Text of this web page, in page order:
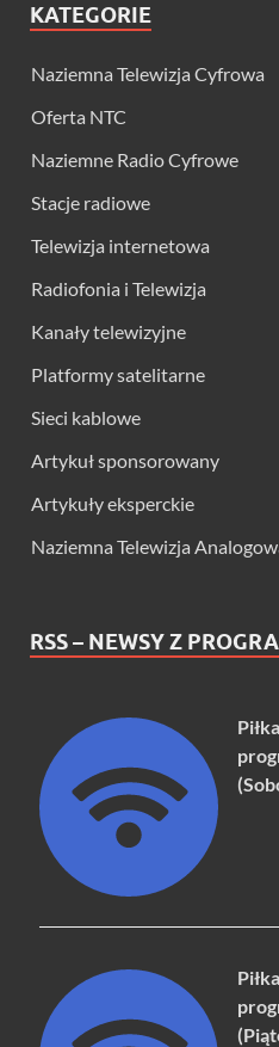
KATEGORIE
Naziemna Telewizja Cyfrowa
Oferta NTC
Naziemne Radio Cyfrowe
Stacje radiowe
Telewizja internetowa
Radiofonia i Telewizja
Kanały telewizyjne
Platformy satelitarne
Sieci kablowe
Artykuł sponsorowany
Artykuły eksperckie
Naziemna Telewizja
RSS – NEWSY Z